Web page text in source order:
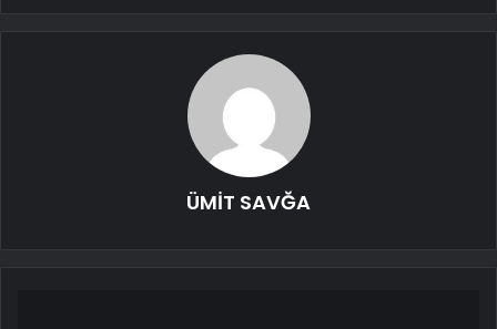
ÜMİT SAVĞA